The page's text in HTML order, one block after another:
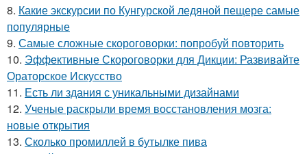
8. Какие экскурсии по Кунгурской ледяной пещере самые
популярные
9. Самые сложные скороговорки: попробуй повторить
10. Эффективные Скороговорки для Дикции: Развивайте
Ораторское Искусство
11. Есть ли здания с уникальными дизайнами
12. Ученые раскрыли время восстановления мозга:
новые открытия
13. Сколько промиллей в бутылке пива